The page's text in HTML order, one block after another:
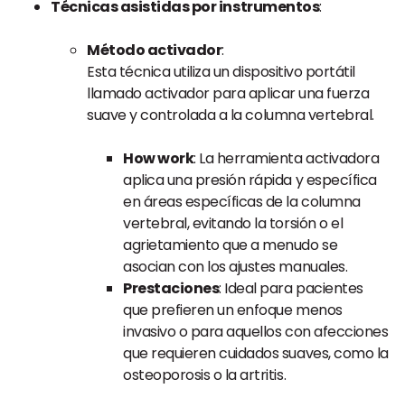
Técnicas asistidas por instrumentos:
Método activador:
Esta técnica utiliza un dispositivo portátil
llamado activador para aplicar una fuerza
suave y controlada a la columna vertebral.
How work: La herramienta activadora
aplica una presión rápida y específica
en áreas específicas de la columna
vertebral, evitando la torsión o el
agrietamiento que a menudo se
asocian con los ajustes manuales.
Prestaciones: Ideal para pacientes
que prefieren un enfoque menos
invasivo o para aquellos con afecciones
que requieren cuidados suaves, como la
osteoporosis o la artritis.